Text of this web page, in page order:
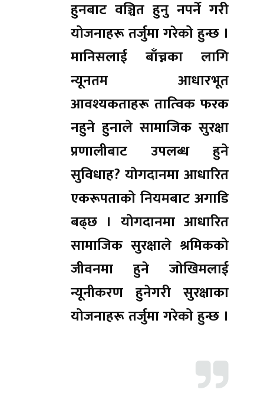
हुनबाट वञ्चित हुनु नपर्ने गरी
योजनाहरू तर्जुमा गरेको हुन्छ ।
मानिसलाई बाँच्नका लागि
न्यूनतम आधारभूत
आवश्यकताहरू तात्‍विक फरक
नहुने हुनाले सामाजिक सुरक्षा
प्रणालीबाट उपलब्ध हुने
सुविधाह? योगदानमा आधारित
एकरूपताको नियमबाट अगाडि
बढ्छ । योगदानमा आधारित
सामाजिक सुरक्षाले श्रमिकको
जीवनमा हुने जोखिमलाई
न्यूनीकरण हुनेगरी सुरक्षाका
योजनाहरू तर्जुमा गरेको हुन्छ ।